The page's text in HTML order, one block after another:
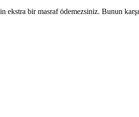
bir masraf ödemezsiniz. Bunun